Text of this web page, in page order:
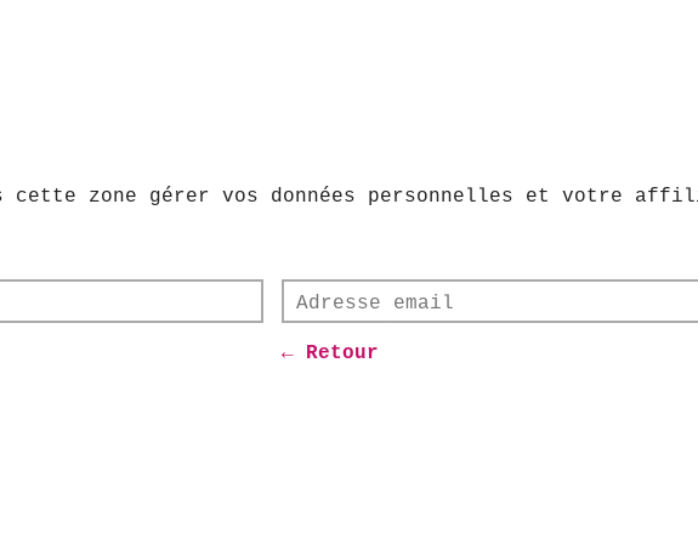
cette zone gérer vos données personnelles et votre
Adresse Email*
← Retour